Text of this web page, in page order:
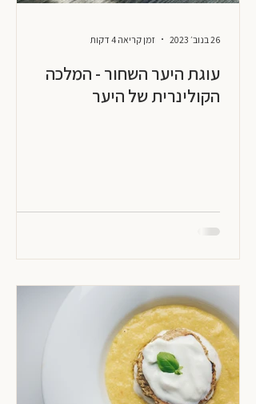
עוגת היער השחור - המלכה
הקולינרית של היער
26 בנוב׳ 2023 זמן קריאה 4 דקות